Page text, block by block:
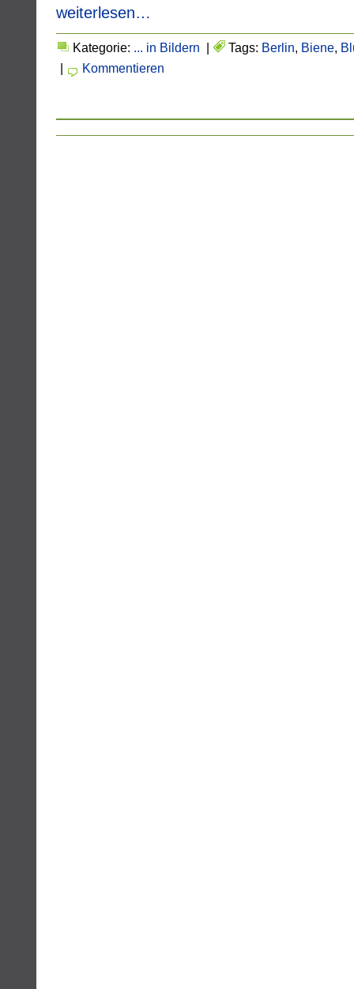
weiterlesen…
Kategorie: ... in Bildern | Tags: Berlin, Biene,
|
Kommentieren